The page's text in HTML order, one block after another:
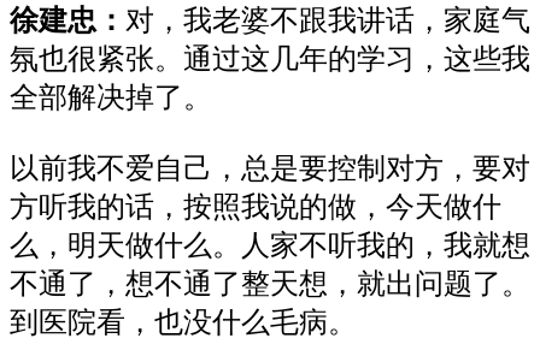
徐建忠 ： 对，我老婆不跟我讲话，家庭气
氛也很紧张。通过这几年的学习，这些我
全部解决掉了。
以前我不爱自己，总是要控制对方，要对
方听我的话，按照我说的做，今天做什
么，明天做什么。人家不听我的，我就想
不通了，想不通了整天想，就出问题了。
到医院看，也没什么毛病。